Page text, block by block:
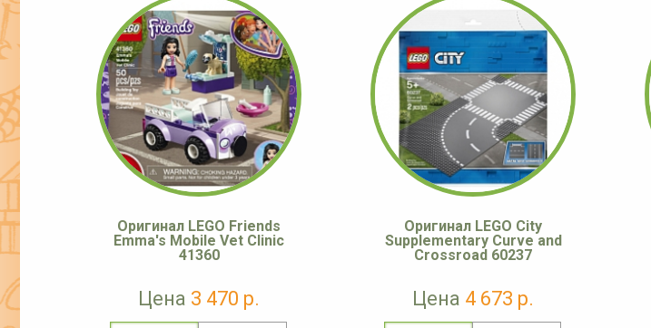
Оригинал LEGO Friends
Emma's Mobile Vet Clinic
41360
Цена 3 470 р.
Оригинал LEGO City
Supplementary Curve and
Crossroad 60237
Цена 4 673 р.